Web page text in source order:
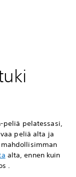
peliä pelatessasi,
peliä alta ja
alta, ennen kuin
.